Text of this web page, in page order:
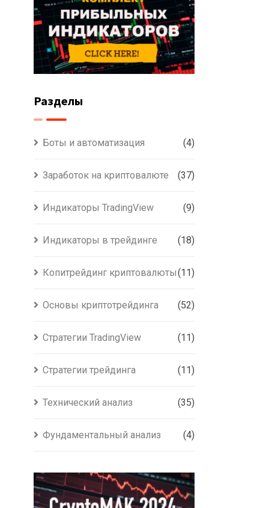
Разделы
Боты и автоматизация (4)
Заработок на криптовалюте (37)
Индикаторы TradingView (9)
Индикаторы в трейдинге (18)
Копитрейдинг криптовалюты(11)
Основы криптотрейдинга (52)
Стратегии TradingView (11)
Стратегии трейдинга (11)
Технический анализ (35)
Фундаментальный анализ (4)